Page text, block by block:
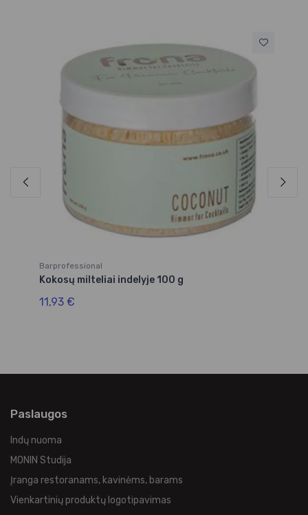
Barprofessional
Kokosų milteliai indelyje 100 g
11,93 €
Paslaugos
Indų nuoma
MONIN Studija
Įranga restoranams, kavinėms, barams
Vienkartinių produktų logotipavimas